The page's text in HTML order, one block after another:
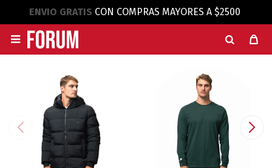
ENVIO GRATIS CON COMPRAS MAYORES A $2500
